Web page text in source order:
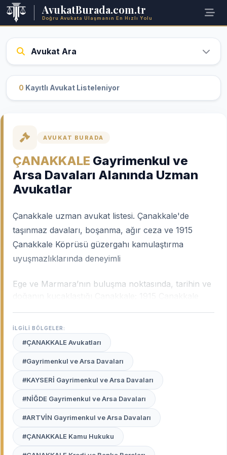
AvukatBurada.com.tr
Doğru Avukata Ulaşmanın En Hızlı Yolu
Avukat Ara
0 Kayıtlı Avukat Listeleniyor
AVUKAT BURADA
ÇANAKKALE Gayrimenkul ve
Arsa Davaları Alanında Uzman
Avukatlar
Çanakkale uzman avukat listesi. Çanakkale'de
taşınmaz davaları, boşanma, ağır ceza ve 1915
Çanakkale Köprüsü güzergahı kamulaştırma
uyuşmazlıklarında deneyimli
Ege ve Marmara’nın buluşma noktasında, tarihin ve
bu hızlı gelişimi; gayrimenkul değerlemelerinden
kamulaştırma davalarına, tarımsal arazi
uyuşmazlıklarından ticaret hukukuna kadar pek çok
alanda uzmanlık gerektirir.
Çanakkale uzman
avukatları, şehrin bu karakteristik değişimini, yerel
mahkeme pratiklerini ve Çanakkale Adliyesi ile
mülhakat ilçelerindeki (Biga, Gelibolu, Çan vb.)
işleyişi en iyi bilen profesyonellerdir.
Avukat Buradaplatformu, Çanakkale merkezden
Biga’ya, Ayvacık’tan Çan’a kadar şehrin her
İLGİLİ BÖLGELER:
#ÇANAKKALE Avukatları
#Gayrimenkul ve Arsa Davaları
#KAYSERİ Gayrimenkul ve Arsa Davaları
#NİĞDE Gayrimenkul ve Arsa Davaları
#ARTVİN Gayrimenkul ve Arsa Davaları
#ÇANAKKALE Kamu Hukuku